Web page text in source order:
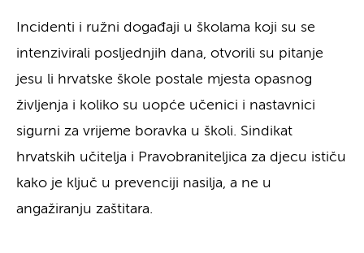
Incidenti i ružni događaji u školama koji su se
intenzivirali posljednjih dana, otvorili su pitanje
jesu li hrvatske škole postale mjesta opasnog
življenja i koliko su uopće učenici i nastavnici
sigurni za vrijeme boravka u školi. Sindikat
hrvatskih učitelja i Pravobraniteljica za djecu ističu
kako je ključ u prevenciji nasilja, a ne u
angažiranju zaštitara.